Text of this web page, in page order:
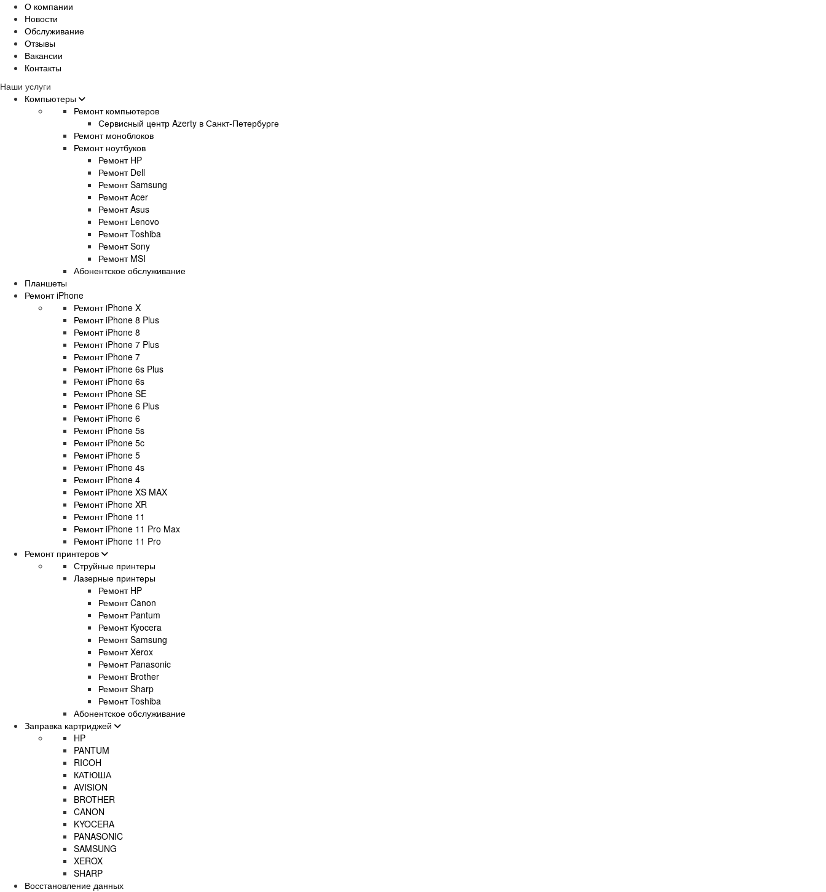
О компании
Новости
Обслуживание
Отзывы
Вакансии
Контакты
Наши услуги
Компьютеры
Ремонт компьютеров
Сервисный центр Azerty в Санкт-Петербурге
Ремонт моноблоков
Ремонт ноутбуков
Ремонт HP
Ремонт Dell
Ремонт Samsung
Ремонт Acer
Ремонт Asus
Ремонт Lenovo
Ремонт Toshiba
Ремонт Sony
Ремонт MSI
Абонентское обслуживание
Планшеты
Ремонт iPhone
Ремонт iPhone X
Ремонт iPhone 8 Plus
Ремонт iPhone 8
Ремонт iPhone 7 Plus
Ремонт iPhone 7
Ремонт iPhone 6s Plus
Ремонт iPhone 6s
Ремонт iPhone SE
Ремонт iPhone 6 Plus
Ремонт iPhone 6
Ремонт iPhone 5s
Ремонт iPhone 5c
Ремонт iPhone 5
Ремонт iPhone 4s
Ремонт iPhone 4
Ремонт iPhone XS MAX
Ремонт iPhone XR
Ремонт iPhone 11
Ремонт iPhone 11 Pro Max
Ремонт iPhone 11 Pro
Ремонт принтеров
Струйные принтеры
Лазерные принтеры
Ремонт HP
Ремонт Canon
Ремонт Pantum
Ремонт Kyocera
Ремонт Samsung
Ремонт Xerox
Ремонт Panasonic
Ремонт Brother
Ремонт Sharp
Ремонт Toshiba
Абонентское обслуживание
Заправка картриджей
HP
PANTUM
RICOH
КАТЮША
AVISION
BROTHER
CANON
KYOCERA
PANASONIC
SAMSUNG
XEROX
SHARP
Восстановление данных